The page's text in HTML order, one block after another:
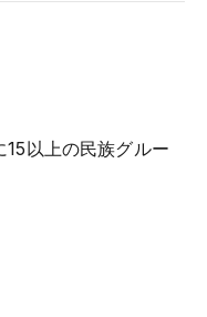
以上の民族グルー